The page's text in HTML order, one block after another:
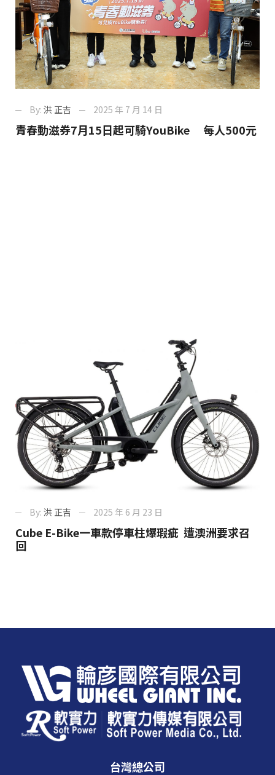
By: 洪 正吉 2025 年 7 月 14 日
青春動滋券7月15日起可騎YouBike 每人500元
By: 洪 正吉 2025 年 6 月 23 日
Cube E-Bike一車款停車柱爆瑕疵 遭澳洲要求召
回
台灣總公司